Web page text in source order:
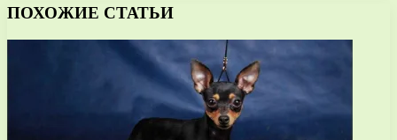
ПОХОЖИЕ СТАТЬИ